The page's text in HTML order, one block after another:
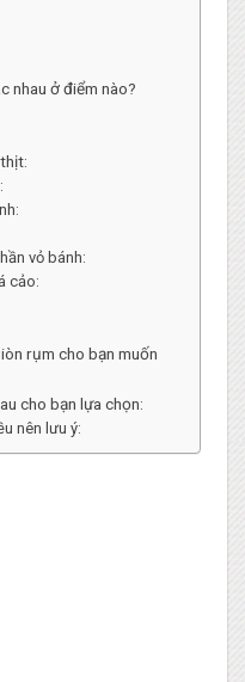
nhau ở điểm nào?
vỏ bánh:
cảo:
rụm cho bạn muốn
cho bạn lựa chọn:
nên lưu ý: